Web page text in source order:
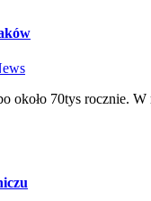
około 70tys rocznie.